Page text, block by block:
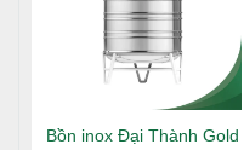
Bồn inox Đại Thành Gold